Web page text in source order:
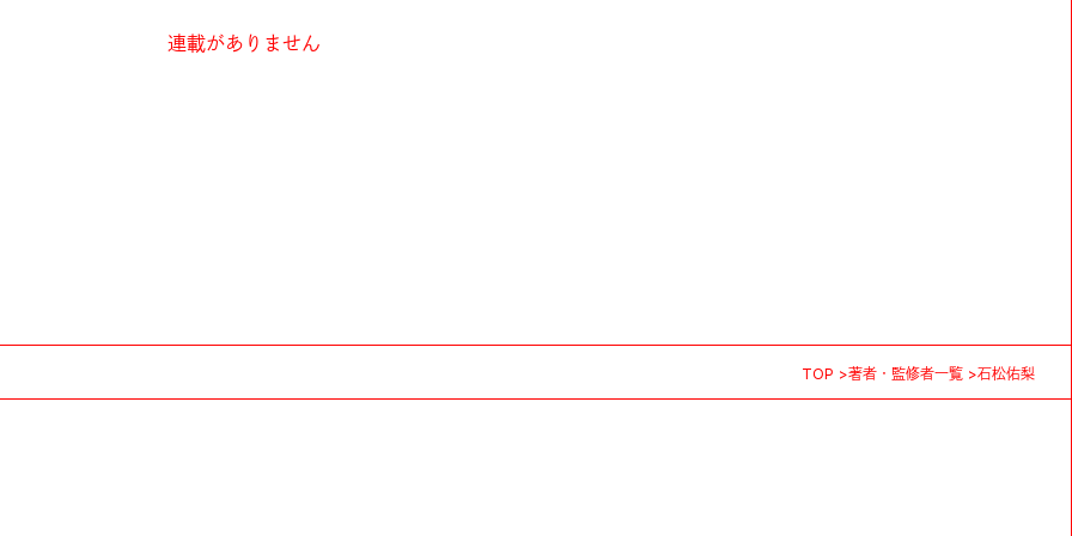
連載がありません
TOP 著者・監修者一覧 石松佑梨